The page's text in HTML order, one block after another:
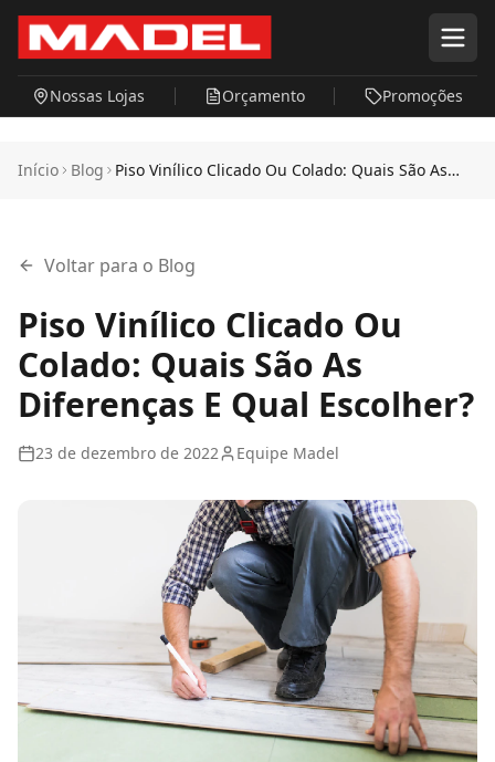
Pular para o conteúdo principal
Nossas Lojas Orçamento Promoções
Início Blog
Piso Vinílico Clicado Ou Colado: Quais São As
Voltar para o Blog
Piso Vinílico Clicado Ou
Colado: Quais São As
Diferenças E Qual Escolher?
23 de dezembro de 2022 Equipe Madel